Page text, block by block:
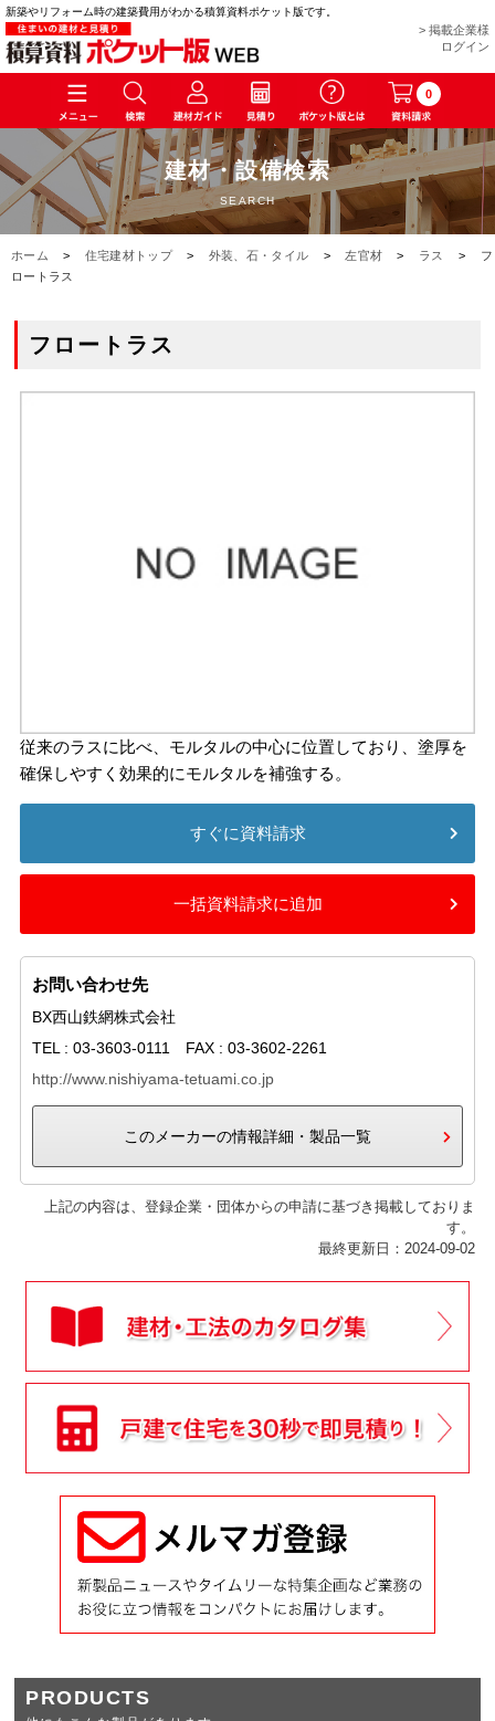
新築やリフォーム時の建築費用がわかる積算資料ポケット版です。
> 掲載企業様
ログイン
0
建材・設備検索
SEARCH
ホーム > 住宅建材トップ > 外装、石・タイル > 左官材 > ラス >
フ
ロートラス
フロートラス
従来のラスに比べ、モルタルの中心に位置しており、塗厚を
確保しやすく効果的にモルタルを補強する。
すぐに資料請求
一括資料請求に追加
お問い合わせ先
BX西山鉄網株式会社
TEL : 03-3603-0111 FAX : 03-3602-2261
http://www.nishiyama-tetuami.co.jp
このメーカーの情報詳細・製品一覧
上記の内容は、登録企業・団体からの申請に基づき掲載しておりま
す。
最終更新日：2024-09-02
PRODUCTS